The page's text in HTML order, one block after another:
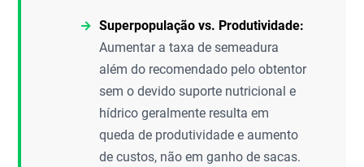
Superpopulação vs. Produtividade:
Aumentar a taxa de semeadura
além do recomendado pelo obtentor
sem o devido suporte nutricional e
hídrico geralmente resulta em
queda de produtividade e aumento
de custos, não em ganho de sacas.